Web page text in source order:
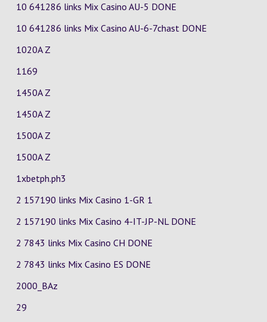
10 641286 links Mix Casino AU-5 DONE
10 641286 links Mix Casino AU-6-7chast DONE
1020A Z
1169
1450A Z
1450A Z
1500A Z
1500A Z
1xbetph.ph3
2 157190 links Mix Casino 1-GR 1
2 157190 links Mix Casino 4-IT-JP-NL DONE
2 7843 links Mix Casino CH DONE
2 7843 links Mix Casino ES DONE
2000_BAz
29